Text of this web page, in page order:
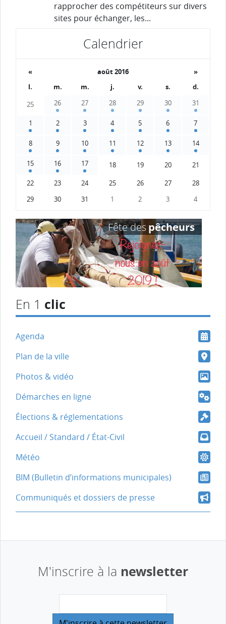
rapprocher des compétiteurs sur divers
sites pour échanger, les...
Calendrier
« août 2016
»
l.
m. m. j. v. s. d.
25 26 27 28 29 30 31
1 2 3 4 5 6 7
8 9 10 11 12 13 14
15 16 17 18 19 20 21
22 23 24 25 26 27
28
29
30 31 1 2 3 4
En 1 clic
Agenda
Plan de la ville
Photos & vidéo
Démarches en ligne
Élections & réglementations
Accueil / Standard / État-Civil
Météo
BIM (Bulletin d’informations municipales)
Communiqués et dossiers de presse
M'inscrire à la newsletter